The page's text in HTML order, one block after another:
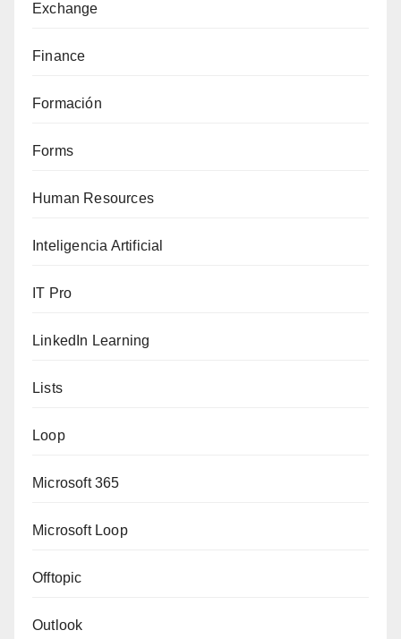
Exchange
Finance
Formación
Forms
Human Resources
Inteligencia Artificial
IT Pro
LinkedIn Learning
Lists
Loop
Microsoft 365
Microsoft Loop
Offtopic
Outlook